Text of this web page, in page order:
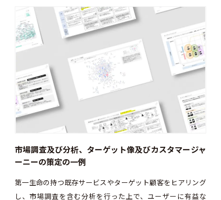
市場調査及び分析、ターゲット像及びカスタマージャ
ーニーの策定の一例
第一生命の持つ既存サービスやターゲット顧客をヒアリング
し、市場調査を含む分析を行った上で、ユーザーに有益な
れ